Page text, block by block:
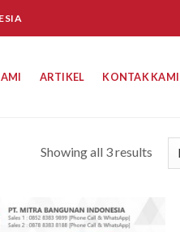
ARTIKEL KONTAK KAMI
Showing all 3 results